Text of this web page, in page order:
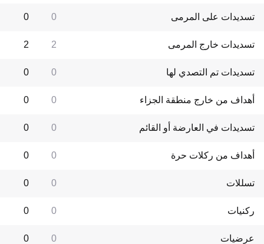
تسديدات على المرمى 0
0
تسديدات خارج المرمى 2
2
تسديدات تم التصدي لها 0
0
أهداف من خارج منطقة الجزاء 0
0
تسديدات في العارضة أو القائم 0
0
أهداف من ركلات حرة 0
0
تسللات 0
0
ركنيات 0
0
عرضيات 0
0